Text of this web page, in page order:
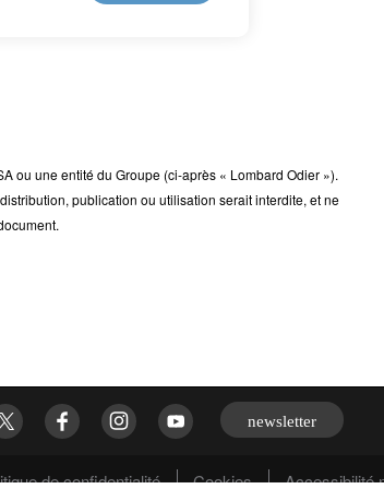
ou une entité du Groupe (ci-après « Lombard Odier »).
publication ou utilisation serait interdite, et ne
newsletter
de confidentialité Cookies Accessibilité